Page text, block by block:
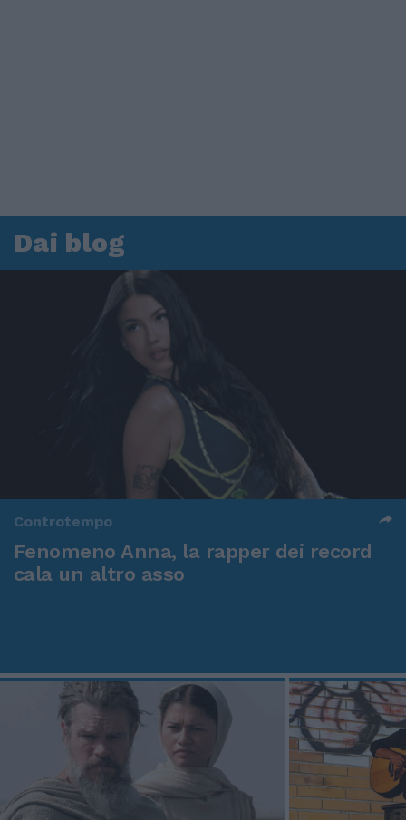
Dai blog
Controtempo
Fenomeno Anna, la rapper dei record
cala un altro asso